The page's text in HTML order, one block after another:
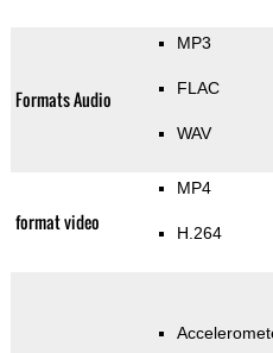
Formats Audio
MP3
FLAC
WAV
format video
MP4
H.264